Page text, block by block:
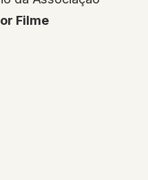
Filme